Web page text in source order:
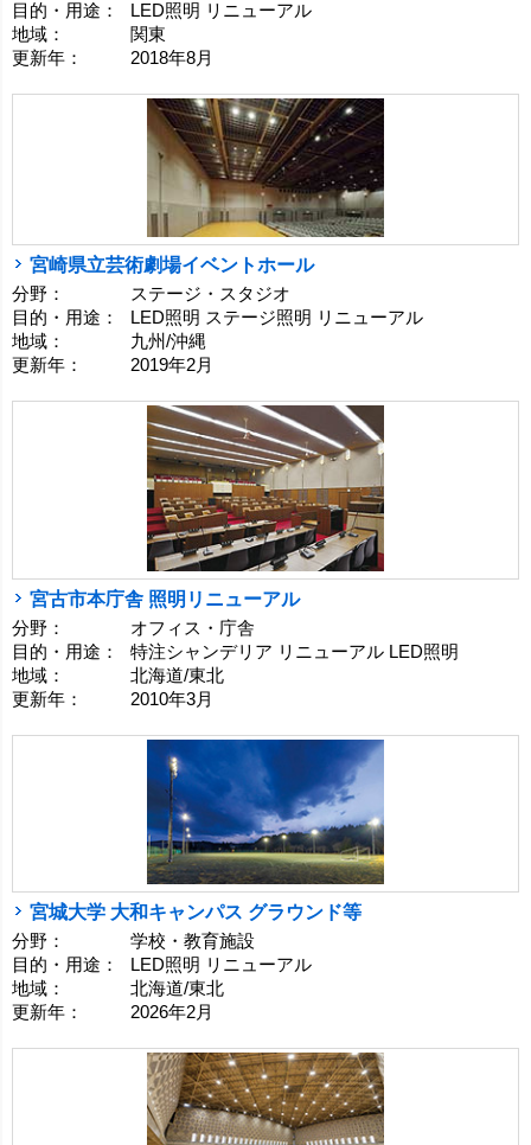
目的・用途：
LED照明 リニューアル
地域：
関東
更新年：
2018年8月
宮崎県立芸術劇場イベントホール
分野：
ステージ・スタジオ
目的・用途：
LED照明 ステージ照明 リニューアル
地域：
九州/沖縄
更新年：
2019年2月
宮古市本庁舎 照明リニューアル
分野：
オフィス・庁舎
目的・用途：
特注シャンデリア リニューアル LED照明
地域：
北海道/東北
更新年：
2010年3月
宮城大学 大和キャンパス グラウンド等
分野：
学校・教育施設
目的・用途：
LED照明 リニューアル
地域：
北海道/東北
更新年：
2026年2月